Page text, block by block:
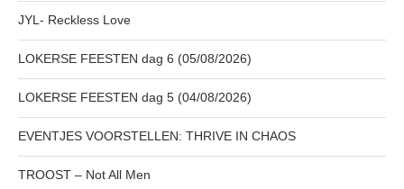
JYL- Reckless Love
LOKERSE FEESTEN dag 6 (05/08/2026)
LOKERSE FEESTEN dag 5 (04/08/2026)
EVENTJES VOORSTELLEN: THRIVE IN CHAOS
TROOST – Not All Men